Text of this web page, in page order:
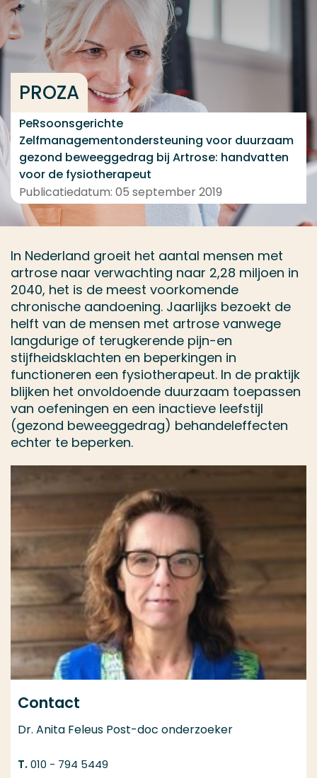
Ga direct naar de content
... > Projecten en publicaties
PROZA
PeRsoonsgerichte
Zelfmanagementondersteuning voor duurzaam
gezond beweeggedrag bij Artrose: handvatten
voor de fysiotherapeut
Publicatiedatum: 05 september 2019
In Nederland groeit het aantal mensen met
artrose naar verwachting naar 2,28 miljoen in
2040, het is de meest voorkomende
chronische aandoening. Jaarlijks bezoekt de
helft van de mensen met artrose vanwege
langdurige of terugkerende pijn-en
stijfheidsklachten en beperkingen in
functioneren een fysiotherapeut. In de praktijk
blijken het onvoldoende duurzaam toepassen
van oefeningen en een inactieve leefstijl
(gezond beweeggedrag) behandeleffecten
echter te beperken.
Contact
Dr. Anita Feleus Post-doc onderzoeker
010 - 794 5449
Veel gezocht
Opleiding
Contact